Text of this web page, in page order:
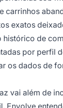
carrinhos
exatos
histórico de
por perfil
os dados de
vai além de